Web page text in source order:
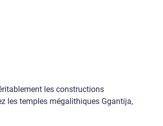
les constructions
les temples mégalithiques Ggantija,